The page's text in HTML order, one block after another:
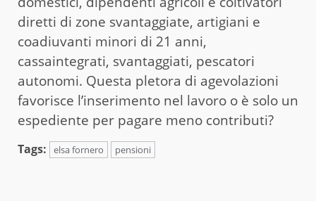
diretti di zone svantaggiate, artigiani e
coadiuvanti minori di 21 anni,
cassaintegrati, svantaggiati, pescatori
autonomi. Questa pletora di agevolazioni
favorisce l’inserimento nel lavoro o è solo un
espediente per pagare meno contributi?
Tags: elsa fornero pensioni